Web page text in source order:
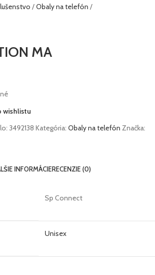
Obaly na telefón
MA
wishlistu
3492138 Kategória: Obaly na telefón Značka:
INFORMÁCIERECENZIE (0)
Sp Connect
Unisex